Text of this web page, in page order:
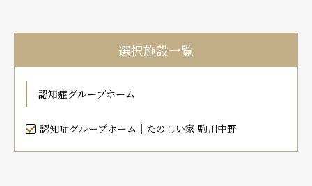
プレザングラン
プレザンメゾン
有料老人ホームとは
たのしい家
認知症対応型グループホームとは
認知症のおはなし
小規模多機能型居宅介護TOP
たのしい家
小規模多機能型居宅介護とは
0120-944
お問い合わせフォーム
選択施設一覧
認知症グループホーム
認知症グループホーム｜たのしい家 駒川中野